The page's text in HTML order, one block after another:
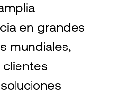
en grandes
mundiales,
clientes